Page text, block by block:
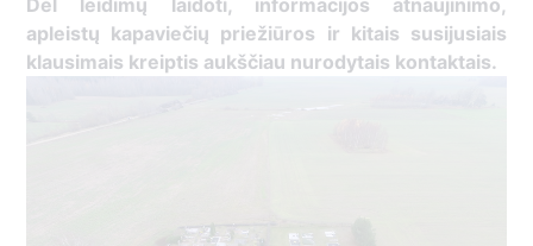
Dėl leidimų laidoti, ​informacijos atnaujinimo,
apleistų kapaviečių priežiūros ir kitais susijusiais
klausimais kreiptis ​aukščiau nurodytais kontaktais.